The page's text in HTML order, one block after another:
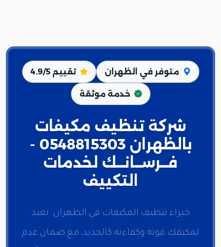
متوفر في الظهران تقييم 4.9/5
خدمة موثقة
شركة تنظيف مكيفات
بالظهران 0548815303 -
فــرســانــك لخدمات
التكييف
خبراء تنظيف المكيفات في الظهران. نعيد
لمكيفك قوته وكفاءته كالجديد، مع ضمان عدم